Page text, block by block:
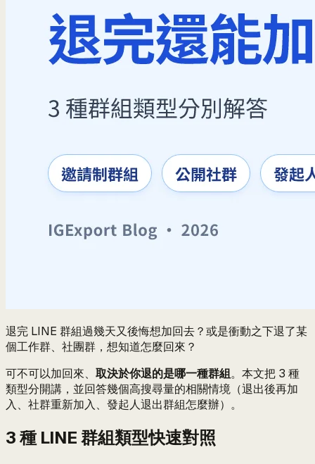
退完 LINE 群組過幾天又後悔想加回去？或是衝動之下退了某
個工作群、社團群，想知道怎麼回來？
可不可以加回來、 取決於你退的是哪一種群組。本文把 3 種
類型分開講，並回答幾個高搜尋量的相關情境（退出後再加
入、社群重新加入、發起人退出群組怎麼辦）。
3 種 LINE 群組類型快速對照